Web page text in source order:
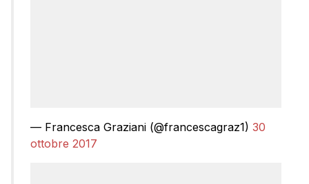
— Francesca Graziani (@francescagraz1) 30
ottobre 2017